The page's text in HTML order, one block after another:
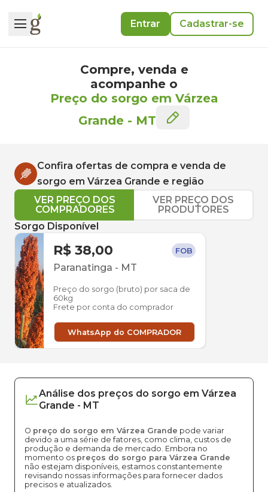
Entrar Cadastrar-se
Compre, venda e
acompanhe o
Preço do sorgo em Várzea
Grande - MT
Confira ofertas de compra e venda de
sorgo em Várzea Grande e região
VER PREÇO DOS
COMPRADORES
VER PREÇO DOS
PRODUTORES
Sorgo Disponível
R$ 38,00 FOB
Paranatinga - MT
Preço do sorgo (bruto) por saca de
60kg
Frete por conta do comprador
WhatsApp do COMPRADOR
Análise dos preços do sorgo em Várzea
Grande - MT
O preço do sorgo em Várzea Grande pode variar
devido a uma série de fatores, como clima, custos de
produção e demanda de mercado. Embora no
momento os preços do sorgo para Várzea Grande
não estejam disponíveis, estamos constantemente
revisando nossas informações para fornecer dados
precisos e atualizados.